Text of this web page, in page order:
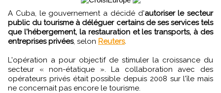
A Cuba, le gouvernement a décidé d'autoriser le secteur
public du tourisme à déléguer certains de ses services tels
que l'hébergement, la restauration et les transports, à des
entreprises privées, selon Reuters.
L'opération a pour objectif de stimuler la croissance du
secteur « non-étatique ». La collaboration avec des
opérateurs privés était possible depuis 2008 sur l'île mais
ne concernait pas encore le tourisme.